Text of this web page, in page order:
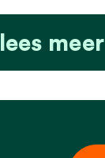
lees meer